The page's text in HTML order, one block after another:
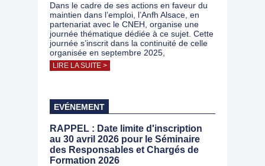
Dans le cadre de ses actions en faveur du
maintien dans l’emploi, l’Anfh Alsace, en
partenariat avec le CNEH, organise une
journée thématique dédiée à ce sujet. Cette
journée s’inscrit dans la continuité de celle
organisée en septembre 2025,
LIRE LA SUITE >
EVÉNEMENT
RAPPEL : Date limite d'inscription
au 30 avril 2026 pour le Séminaire
des Responsables et Chargés de
Formation 2026